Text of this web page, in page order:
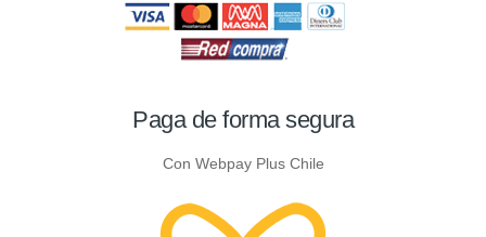
Paga de forma segura
Con Webpay Plus Chile